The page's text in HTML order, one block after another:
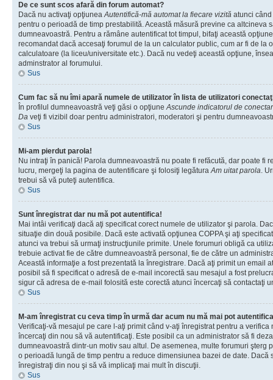
De ce sunt scos afară din forum automat?
Dacă nu activaţi opţiuneaAutentifică-mă automat la fiecare vizită atunci
pentru o perioadă de timp prestabilită. Această măsură previne ca altcineva
dumneavoastră. Pentru a rămâne autentificat tot timpul, bifaţi această
recomandat dacă accesaţi forumul de la un calculator public, cum ar fi de la
calculatoare (la liceu/universitate etc.). Dacă nu vedeţi această opţiune,
adminstrator al forumului.
Sus
Cum fac să nu îmi apară numele de utilizator în lista de utilizatori
În profilul dumneavoastră veţi găsi o opţiuneAscunde indicatorul de
Da veţi fi vizibil doar pentru administratori, moderatori şi pentru
Sus
Mi-am pierdut parola!
Nu intraţi în panică! Parola dumneavoastră nu poate fi refăcută, dar poate fi
lucru, mergeţi la pagina de autentificare şi folosiţi legăturaAm uitat parola.
trebui să vă puteţi autentifica.
Sus
Sunt înregistrat dar nu mă pot autentifica!
Mai intâi verificaţi dacă aţi specificat corect numele de utilizator şi parola.
situaţie din două posibile. Dacă este activată opţiunea COPPA şi aţi
atunci va trebui să urmaţi instrucţiunile primite. Unele forumuri obligă ca
trebuie activat fie de către dumneavoastră personal, fie de către un
Această informaţie a fost prezentată la înregistrare. Dacă aţi primit un email
posibil să fi specificat o adresă de e-mail incorectă sau mesajul a fost
sigur că adresa de e-mail folosită este corectă atunci încercaţi să contactaţi
Sus
M-am înregistrat cu ceva timp în urmă dar acum nu mă mai pot
Verificaţi-vă mesajul pe care l-aţi primit când v-aţi înregistrat pentru a
încercaţi din nou să vă autentificaţi. Este posibil ca un administrator să fi
dumneavoastră dintr-un motiv sau altul. De asemenea, multe forumuri şterg
o perioadă lungă de timp pentru a reduce dimensiunea bazei de date. Dacă
înregistraţi din nou şi să vă implicaţi mai mult în discuţii.
Sus